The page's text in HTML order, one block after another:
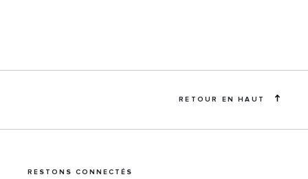
RETOUR EN HAUT
RESTONS CONNECTÉS